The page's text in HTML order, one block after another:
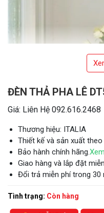
ĐÈN THẢ PHA LÊ
Giá: Liên Hệ 092.616.2468
Thương hiệu: ITALIA
Thiết kế và sản xuất
Bảo hành chính hãng.
Giao hàng và lắp đặt
Đổi trả miễn phí trong 30
Tình trạng: Còn hàng